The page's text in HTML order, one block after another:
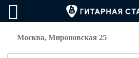
Москва, Мироновская 25